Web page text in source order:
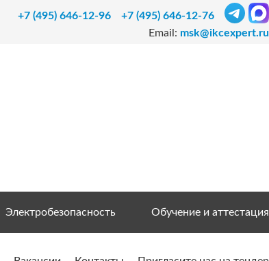
+7 (495) 646-12-96
+7 (495) 646-12-76
Email: msk@ikcexpert.ru
Электробезопасность Обучение и аттестация